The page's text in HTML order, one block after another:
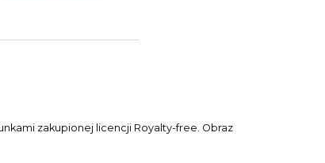
zakupionej licencji Royalty-free. Obraz